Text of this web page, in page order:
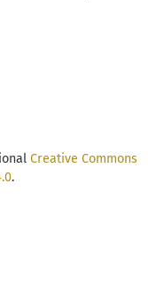
Creative Commons
.